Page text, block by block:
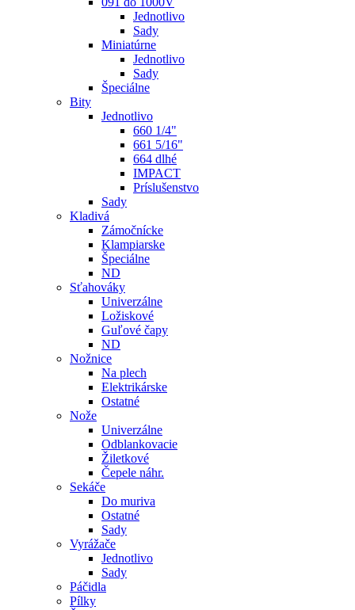
Jednotlivo
Sady
Miniatúrne
Jednotlivo
Sady
Špeciálne
Bity
Jednotlivo
660 1/4"
661 5/16"
664 dlhé
IMPACT
Príslušenstvo
Sady
Kladivá
Zámočnícke
Klampiarske
Špeciálne
ND
Sťahováky
Univerzálne
Ložiskové
Guľové čapy
ND
Nožnice
Na plech
Elektrikárske
Ostatné
Nože
Univerzálne
Odblankovacie
Žiletkové
Čepele náhr.
Sekáče
Do muriva
Ostatné
Sady
Vyrážače
Jednotlivo
Sady
Páčidla
Pílky